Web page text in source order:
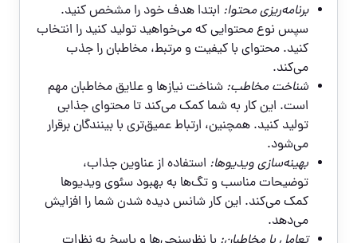
برنامه‌ریزی محتوا: ابتدا هدف خود را مشخص کنید.
سپس نوع محتوایی که می‌خواهید تولید کنید را انتخاب
کنید. محتوای با کیفیت و مرتبط، مخاطبان را جذب
می‌کند.
شناخت مخاطب: شناخت نیازها و علایق مخاطبان مهم
است. این کار به شما کمک می‌کند تا محتوای جذابی
تولید کنید. همچنین، ارتباط عمیق‌تری با بینندگان برقرار
می‌شود.
بهینه‌سازی ویدیوها: استفاده از عناوین جذاب،
توضیحات مناسب و تگ‌ها به بهبود سئوی ویدیوها
کمک می‌کند. این کار شانس دیده شدن شما را افزایش
می‌دهد.